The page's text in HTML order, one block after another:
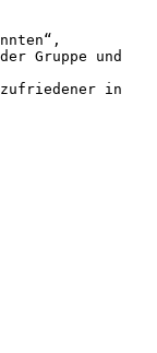
Gruppe und
zufriedener in